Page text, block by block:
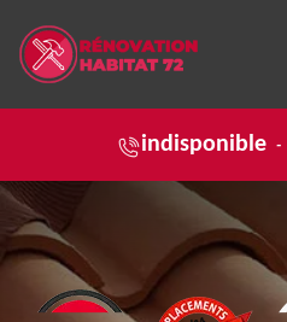
indisponible -